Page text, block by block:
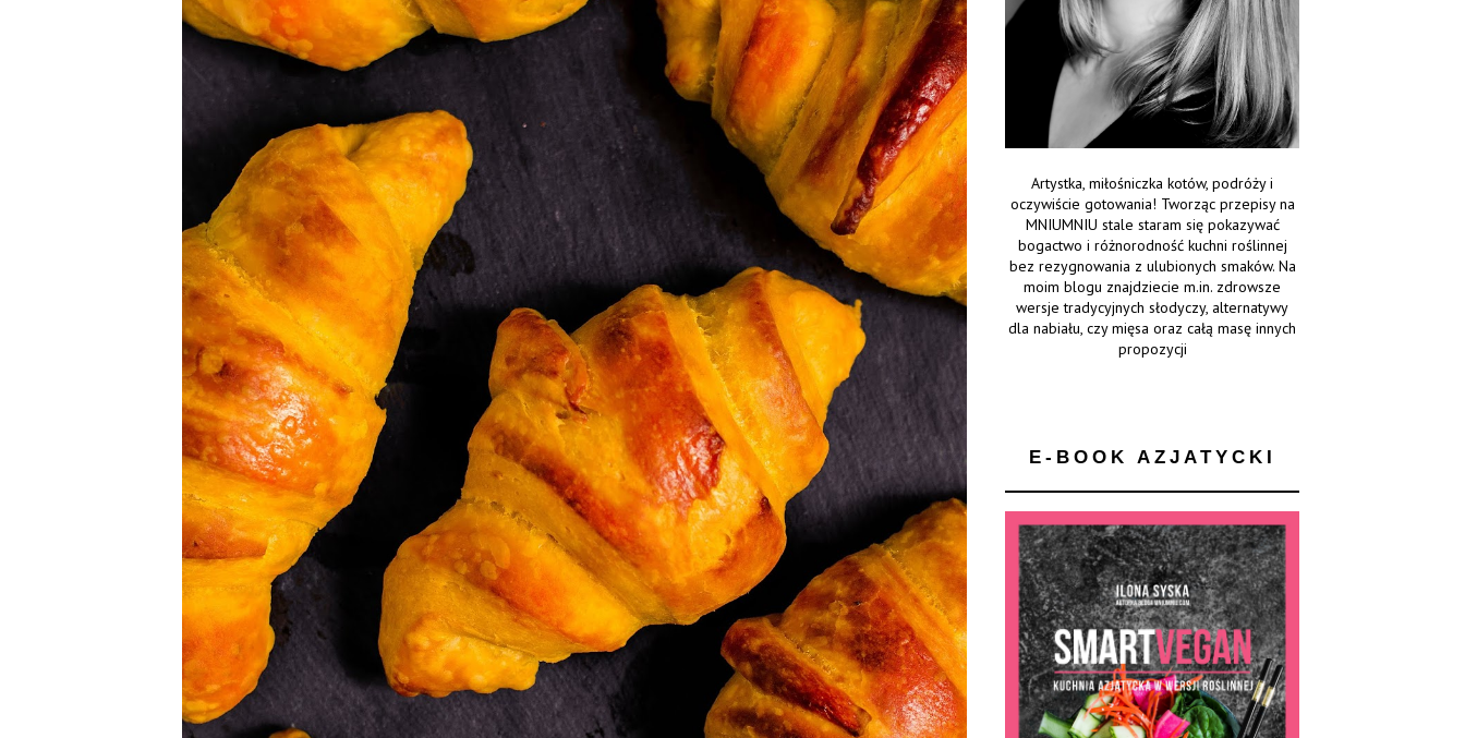
Artystka, miłośniczka kotów, podróży i
oczywiście gotowania! Tworząc przepisy na
MNIUMNIU stale staram się pokazywać
bogactwo i różnorodność kuchni roślinnej
bez rezygnowania z ulubionych smaków. Na
moim blogu znajdziecie m.in. zdrowsze
wersje tradycyjnych słodyczy, alternatywy
dla nabiału, czy mięsa oraz całą masę innych
propozycji
E-BOOK AZJATYCKI